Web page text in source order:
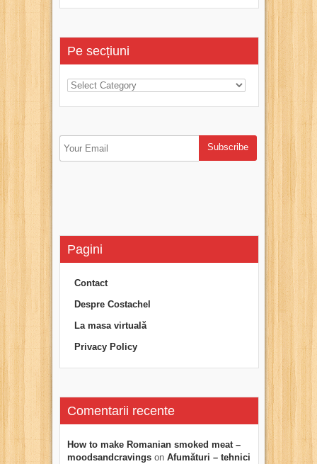
Pe secțiuni
Pagini
Contact
Despre Costachel
La masa virtuală
Privacy Policy
Comentarii recente
How to make Romanian smoked meat –
moodsandcravings on Afumături – tehnici